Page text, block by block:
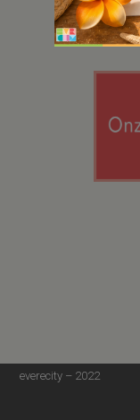
everecity – 2022